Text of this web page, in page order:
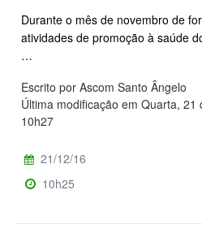
Durante o mês de novembro de
atividades de promoção à saúde
…
Escrito por Ascom Santo Ângelo
Última modificação em Quarta, 21
10h27
21/12/16
10h25